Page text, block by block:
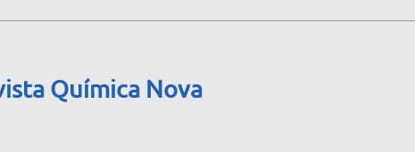
Química Nova